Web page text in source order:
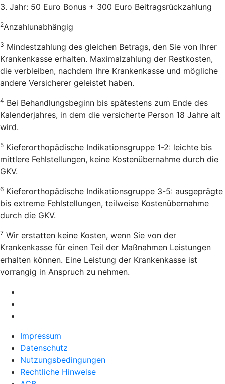
3. Jahr: 50 Euro Bonus + 300 Euro Beitragsrückzahlung
2Anzahlunabhängig
3 Mindestzahlung des gleichen Betrags, den Sie von Ihrer
Krankenkasse erhalten. Maximalzahlung der Restkosten,
die verbleiben, nachdem Ihre Krankenkasse und mögliche
andere Versicherer geleistet haben.
4 Bei Behandlungsbeginn bis spätestens zum Ende des
Kalenderjahres, in dem die versicherte Person 18 Jahre alt
wird.
5 Kieferorthopädische Indikationsgruppe 1-2: leichte bis
mittlere Fehlstellungen, keine Kostenübernahme durch die
GKV.
6 Kieferorthopädische Indikationsgruppe 3-5: ausgeprägte
bis extreme Fehlstellungen, teilweise Kostenübernahme
durch die GKV.
7 Wir erstatten keine Kosten, wenn Sie von der
Krankenkasse für einen Teil der Maßnahmen Leistungen
erhalten können. Eine Leistung der Krankenkasse ist
vorrangig in Anspruch zu nehmen.
Impressum
Datenschutz
Nutzungsbedingungen
Rechtliche Hinweise